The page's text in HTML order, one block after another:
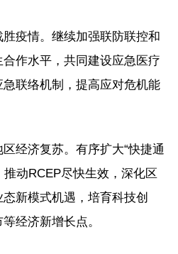
疫情。继续加强联防联控和
作水平，共同建设应急医疗
联络机制，提高应对危机能
经济复苏。有序扩大“快捷通
推动RCEP尽快生效，深化区
新模式机遇，培育科技创
经济新增长点。